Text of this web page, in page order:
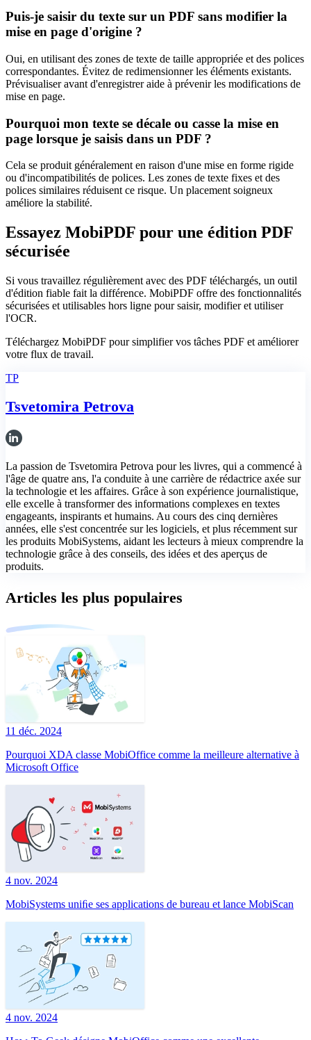
Puis-je saisir du texte sur un PDF sans modifier la
mise en page d'origine ?
Oui, en utilisant des zones de texte de taille appropriée et des polices
correspondantes. Évitez de redimensionner les éléments existants.
Prévisualiser avant d'enregistrer aide à prévenir les modifications de
mise en page.
Pourquoi mon texte se décale ou casse la mise en
page lorsque je saisis dans un PDF ?
Cela se produit généralement en raison d'une mise en forme rigide
ou d'incompatibilités de polices. Les zones de texte fixes et des
polices similaires réduisent ce risque. Un placement soigneux
améliore la stabilité.
Essayez MobiPDF pour une édition PDF
sécurisée
Si vous travaillez régulièrement avec des PDF téléchargés, un outil
d'édition fiable fait la différence. MobiPDF offre des fonctionnalités
sécurisées et utilisables hors ligne pour saisir, modifier et utiliser
l'OCR.
Téléchargez MobiPDF pour simplifier vos tâches PDF et améliorer
votre flux de travail.
TP
Tsvetomira Petrova
La passion de Tsvetomira Petrova pour les livres, qui a commencé à
l'âge de quatre ans, l'a conduite à une carrière de rédactrice axée sur
la technologie et les affaires. Grâce à son expérience journalistique,
elle excelle à transformer des informations complexes en textes
engageants, inspirants et humains. Au cours des cinq dernières
années, elle s'est concentrée sur les logiciels, et plus récemment sur
les produits MobiSystems, aidant les lecteurs à mieux comprendre la
technologie grâce à des conseils, des idées et des aperçus de
produits.
Articles les plus populaires
11 déc. 2024
Pourquoi XDA classe MobiOffice comme la meilleure alternative à
Microsoft Office
4 nov. 2024
MobiSystems uniﬁe ses applications de bureau et lance MobiScan
4 nov. 2024